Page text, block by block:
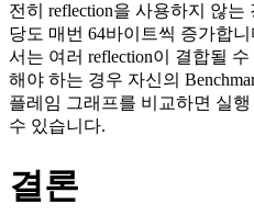
전히 reflection을 사용하지 않
당도 매번 64바이트씩 증가합
서는 여러 reflection이 결합될
해야 하는 경우 자신의
플레임 그래프를 비교하면 실
수 있습니다.
결론